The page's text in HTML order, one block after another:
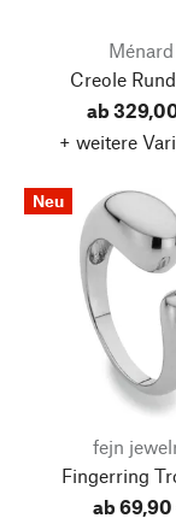
Ménard
Creole
ab
+ weitere
Neu
fejn
Fingerring
ab 69,90